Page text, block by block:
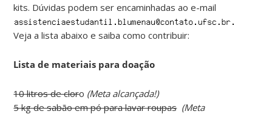
kits. Dúvidas podem ser encaminhadas ao e-mail
Veja a lista abaixo e saiba como contribuir:
Lista de materiais para doação
10 litros de cloro (Meta alcançada!)
5 kg de sabão em pó para lavar roupas (Meta